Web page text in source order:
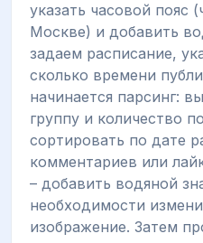
указать часовой пояс
Москве) и добавить
задаем расписание,
сколько времени
начинается парсинг:
группу и количество
сортировать по дате
комментариев или
– добавить водяной
необходимости
изображение. Затем